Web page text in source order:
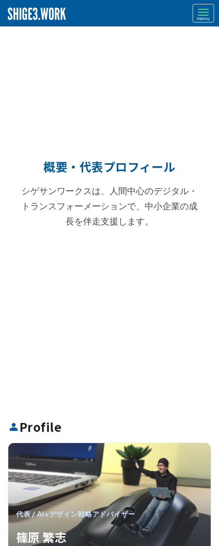
概要・代表プロフィール
シゲサンワークスは、人間中心のデジタル・
トランスフォーメーションで、中小企業の成
長を伴走支援します。
person Profile
代表 / AI×デザイン戦略アドバイザー
篠原 繁志